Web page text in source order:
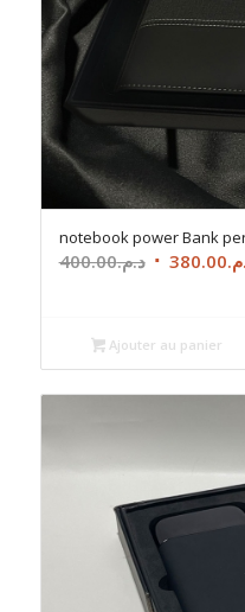
notebook power Bank
د.م.400.00
Le
était :
د.م.400.00.
380.00
Ajouter au panier